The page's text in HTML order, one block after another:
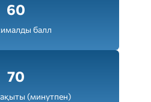
60
балл
70
(минутпен)